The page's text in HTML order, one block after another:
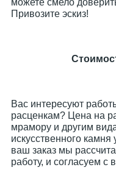
можете смело
Привозите эскиз!
Вас интересуют
расценкам? Цена на
мрамору и другим
искусственного
ваш заказ мы
работу, и согласуем с